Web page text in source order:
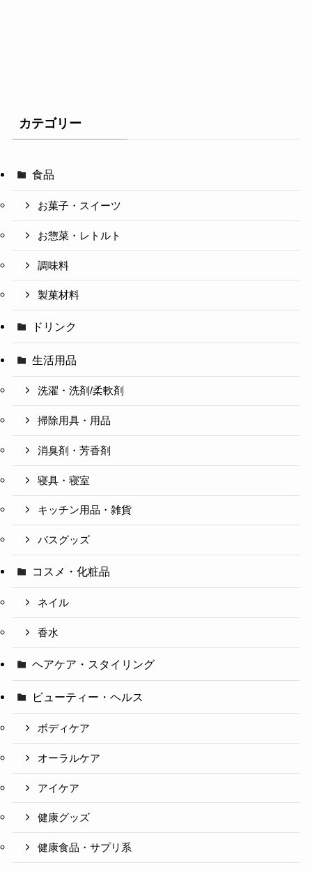
カテゴリー
食品
お菓子・スイーツ
お惣菜・レトルト
調味料
製菓材料
ドリンク
生活用品
洗濯・洗剤/柔軟剤
掃除用具・用品
消臭剤・芳香剤
寝具・寝室
キッチン用品・雑貨
バスグッズ
コスメ・化粧品
ネイル
香水
ヘアケア・スタイリング
ビューティー・ヘルス
ボディケア
オーラルケア
アイケア
健康グッズ
健康食品・サプリ系